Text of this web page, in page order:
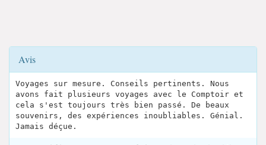
Avis
Voyages sur mesure. Conseils pertinents. Nous
avons fait plusieurs voyages avec le Comptoir et
cela s'est toujours très bien passé. De beaux
souvenirs, des expériences inoubliables. Génial.
Jamais déçue.